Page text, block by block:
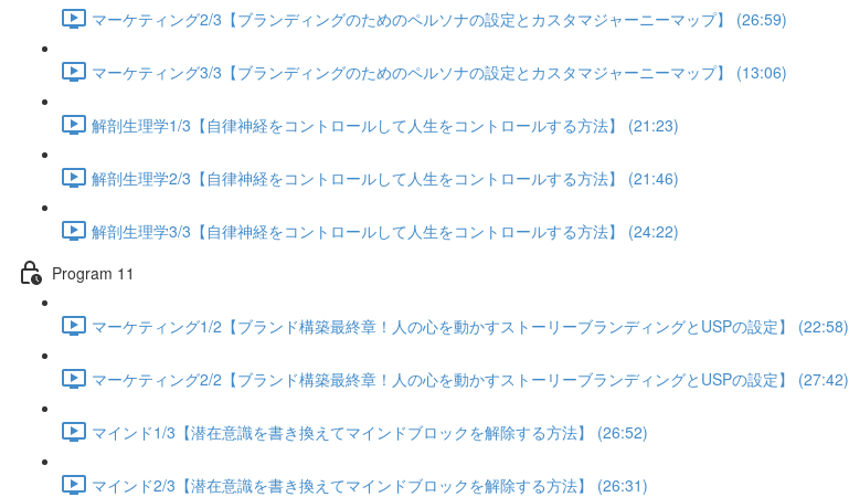
マーケティング2/3【ブランディングのためのペルソナの設定とカスタマジャーニーマップ】 (26:59)
マーケティング3/3【ブランディングのためのペルソナの設定とカスタマジャーニーマップ】 (13:06)
解剖生理学1/3【自律神経をコントロールして人生をコントロールする方法】 (21:23)
解剖生理学2/3【自律神経をコントロールして人生をコントロールする方法】 (21:46)
解剖生理学3/3【自律神経をコントロールして人生をコントロールする方法】 (24:22)
Program 11
マーケティング1/2【ブランド構築最終章！人の心を動かすストーリーブランディングとUSPの設定】 (22:58)
マーケティング2/2【ブランド構築最終章！人の心を動かすストーリーブランディングとUSPの設定】 (27:42)
マインド1/3【潜在意識を書き換えてマインドブロックを解除する方法】 (26:52)
マインド2/3【潜在意識を書き換えてマインドブロックを解除する方法】 (26:31)